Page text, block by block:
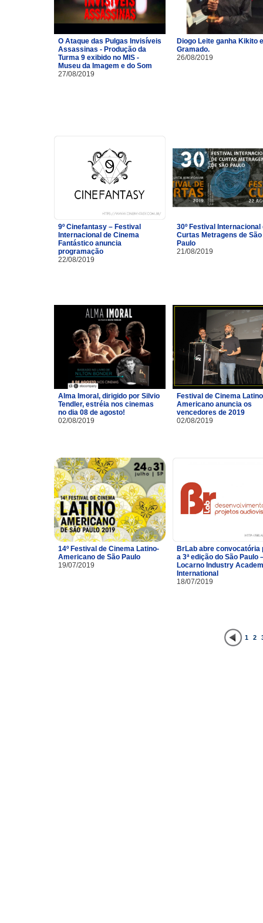
O Ataque das Pulgas Invisíveis
Assassinas - Produção da
Turma 9 exibido no MIS -
Museu da Imagem e do Som
27/08/2019
Diogo Leite ganha Kikito
Gramado.
26/08/2019
9º Cinefantasy – Festival
Internacional de Cinema
Fantástico anuncia
programação
22/08/2019
30º Festival Internacional
Curtas Metragens de São
Paulo
21/08/2019
Alma Imoral, dirigido por Silvio
Tendler, estréia nos cinemas
no dia 08 de agosto!
02/08/2019
Festival de Cinema
Americano anuncia os
vencedores de 2019
02/08/2019
14º Festival de Cinema Latino-
Americano de São Paulo
19/07/2019
BrLab abre convocatória
a 3ª edição do São Paulo
Locarno Industry
International
18/07/2019
1 2